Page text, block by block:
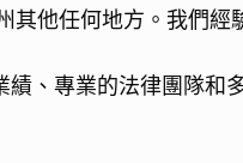
其他任何地方。我們經
績、專業的法律團隊和